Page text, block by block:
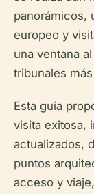
panorámicos,
europeo y
una ventana
tribunales
Esta guía
visita exitosa,
actualizados,
puntos
acceso y